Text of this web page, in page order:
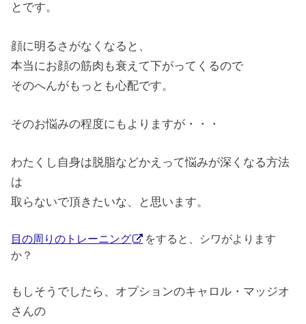
とです。
顔に明るさがなくなると、
本当にお顔の筋肉も衰えて下がってくるので
そのへんがもっとも心配です。
そのお悩みの程度にもよりますが・・・
わたくし自身は脱脂などかえって悩みが深くなる方法
は
取らないで頂きたいな、と思います。
目の周りのトレーニング
をすると、シワがよります
か？
もしそうでしたら、オプションのキャロル・マッジオ
さんの